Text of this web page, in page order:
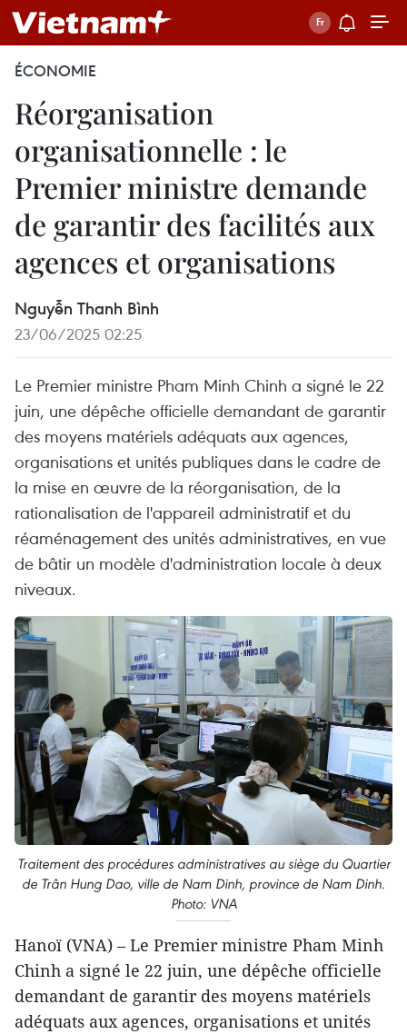
ÉCONOMIE
Réorganisation
organisationnelle : le
Premier ministre demande
de garantir des facilités aux
agences et organisations
Nguyễn Thanh Bình
23/06/2025 02:25
Le Premier ministre Pham Minh Chinh a signé le 22
juin, une dépêche officielle demandant de garantir
des moyens matériels adéquats aux agences,
organisations et unités publiques dans le cadre de
la mise en œuvre de la réorganisation, de la
rationalisation de l'appareil administratif et du
réaménagement des unités administratives, en vue
de bâtir un modèle d'administration locale à deux
niveaux.
Traitement des procédures administratives au siège du Quartier
de Trân Hung Dao, ville de Nam Dinh, province de Nam Dinh.
Photo: VNA
Hanoï (VNA) – Le Premier ministre Pham Minh
Chinh a signé le 22 juin, une dépêche officielle
demandant de garantir des moyens matériels
adéquats aux agences, organisations et unités